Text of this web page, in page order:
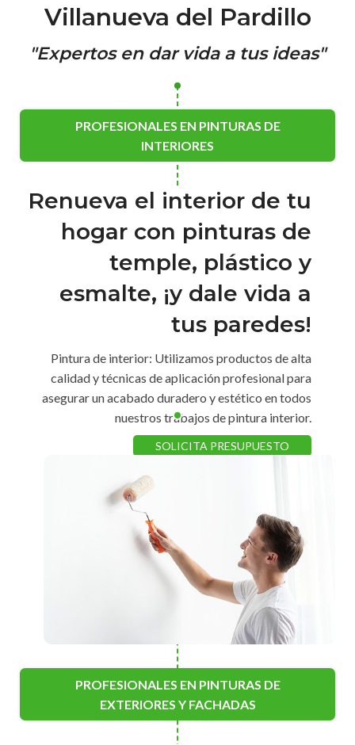
Villanueva del Pardillo
"Expertos en dar vida a tus ideas"
PROFESIONALES EN PINTURAS DE
INTERIORES
Renueva el interior de tu
hogar con pinturas de
temple, plástico y
esmalte, ¡y dale vida a
tus paredes!
Pintura de interior: Utilizamos productos de alta
calidad y técnicas de aplicación profesional para
asegurar un acabado duradero y estético en todos
nuestros trabajos de pintura interior.
SOLICITA PRESUPUESTO
PROFESIONALES EN PINTURAS DE
EXTERIORES Y FACHADAS